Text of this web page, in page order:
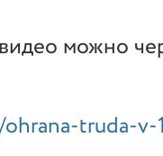
можно
truda-